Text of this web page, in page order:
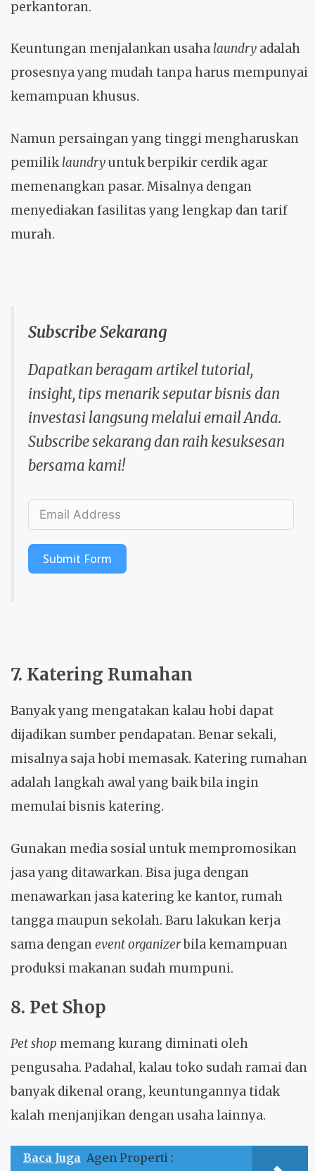
perkantoran.
Keuntungan menjalankan usaha laundry adalah
prosesnya yang mudah tanpa harus mempunyai
kemampuan khusus.
Namun persaingan yang tinggi mengharuskan
pemiliklaundryuntuk berpikir cerdik agar
memenangkan pasar. Misalnya dengan
menyediakan fasilitas yang lengkap dan tarif
murah.
Subscribe Sekarang
Dapatkan beragam artikel tutorial,
insight, tips menarik seputar bisnis dan
investasi langsung melalui email Anda.
Subscribe sekarang dan raih kesuksesan
bersama kami!
Submit Form
7. Katering Rumahan
Banyak yang mengatakan kalau hobi dapat
dijadikan sumber pendapatan. Benar sekali,
misalnya saja hobi memasak. Katering rumahan
adalah langkah awal yang baik bila ingin
memulai bisnis katering.
Gunakan media sosial untuk mempromosikan
jasa yang ditawarkan. Bisa juga dengan
menawarkan jasa katering ke kantor, rumah
tangga maupun sekolah. Baru lakukan kerja
sama denganevent organizerbila kemampuan
produksi makanan sudah mumpuni.
8. Pet Shop
Pet shop memang kurang diminati oleh
pengusaha. Padahal, kalau toko sudah ramai dan
banyak dikenal orang, keuntungannya tidak
kalah menjanjikan dengan usaha lainnya.
Baca Juga Agen Properti :